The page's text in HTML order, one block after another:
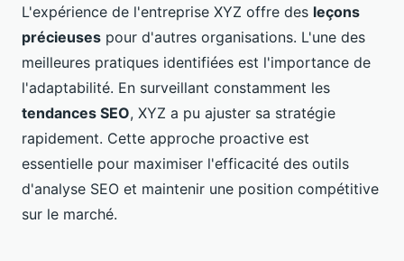
L'expérience de l'entreprise XYZ offre des leçons
précieuses pour d'autres organisations. L'une des
meilleures pratiques identifiées est l'importance de
l'adaptabilité. En surveillant constamment les
tendances SEO, XYZ a pu ajuster sa stratégie
rapidement. Cette approche proactive est
essentielle pour maximiser l'efficacité des outils
d'analyse SEO et maintenir une position compétitive
sur le marché.